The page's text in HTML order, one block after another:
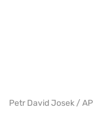
Petr David Josek / AP